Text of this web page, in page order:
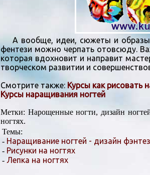
А вообще, идеи, сюжеты и образы
фентези можно черпать отовсюду.
которая вдохновит и направит
творческом развитии и
Смотрите также: Курсы как рисовать
Курсы наращивания ногтей
Метки: Нарощенные ногти, дизайн
ногтях.
Темы:
- Наращивание ногтей - дизайн
- Рисунки на ногтяx
- Лепка на ногтяx